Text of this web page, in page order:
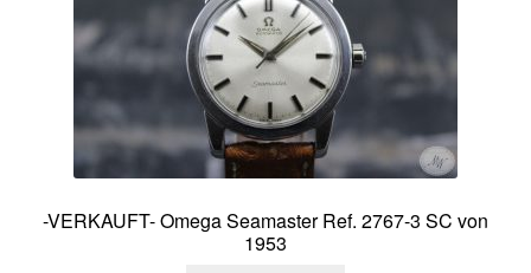
-VERKAUFT- Omega Seamaster Ref. 2767-3 SC von
1953